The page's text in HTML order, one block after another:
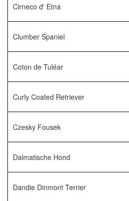
Cirneco d' Etna
Clumber Spaniel
Coton de Tuléar
Curly Coated Retriever
Czesky Fousek
Dalmatische Hond
Dandie Dinmont Terrier